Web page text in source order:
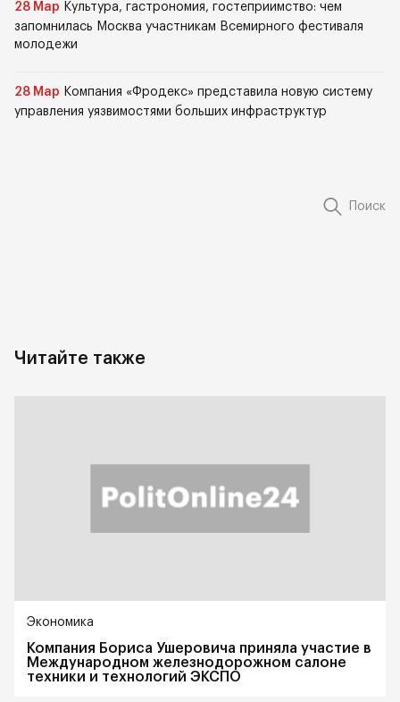
28 Мар Культура, гастрономия, гостеприимство: чем
запомнилась Москва участникам Всемирного фестиваля
молодежи
28 Мар Компания «Фродекс» представила новую систему
управления уязвимостями больших инфраструктур
Поиск
Читайте также
Экономика
Компания Бориса Ушеровича приняла участие в
Международном железнодорожном салоне
техники и технологий ЭКСПО